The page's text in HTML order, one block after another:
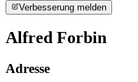
Verbesserung melden
Alfred Forbin
Adresse